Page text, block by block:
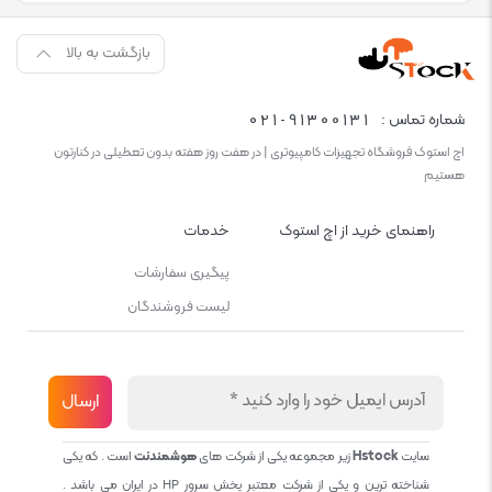
بازگشت به بالا
شماره تماس : 021-91300131
اچ استوک فروشگاه تجهیزات کامپیوتری | در هفت روز هفته بدون تعطیلی در کنارتون
هستیم
راهنمای خرید از اچ استوک خدمات
پیگیری سفارشات
لیست فروشندگان
سایتHstockزیر مجموعه یکی از شرکت هایهوشمندنتاست . که یکی
شناخته ترین و یکی از شرکت معتبر پخش سرور HP در ایران می باشد .